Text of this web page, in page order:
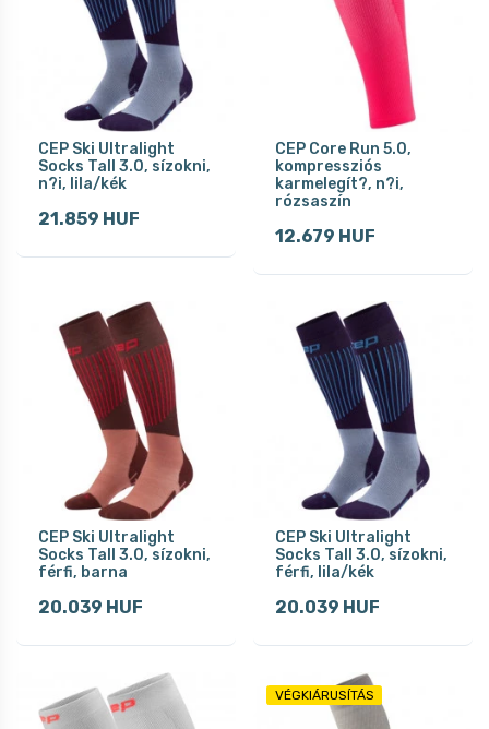
CEP Ski Ultralight
Socks Tall 3.0, sízokni,
n?i, lila/kék
21.859 HUF
CEP Core Run 5.0,
kompressziós
karmelegít?, n?i,
rózsaszín
12.679 HUF
CEP Ski Ultralight
Socks Tall 3.0, sízokni,
férfi, barna
20.039 HUF
CEP Ski Ultralight
Socks Tall 3.0, sízokni,
férfi, lila/kék
20.039 HUF
VÉGKIÁRUSÍTÁS